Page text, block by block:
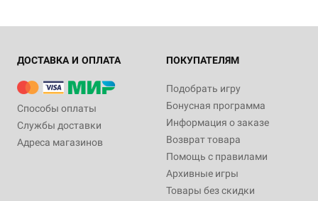
ДОСТАВКА И ОПЛАТА
Способы оплаты
Службы доставки
Адреса магазинов
ПОКУПАТЕЛЯМ
Подобрать игру
Бонусная программа
Информация о заказе
Возврат товара
Помощь с правилами
Архивные игры
Товары без скидки